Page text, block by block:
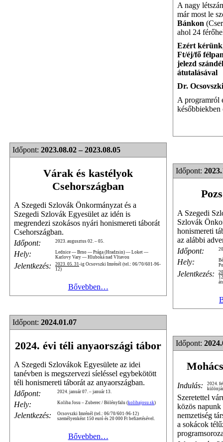
A nagy
már most le
Bánkon
ahol 24
Ezért
Ft/éj/fő
jelezd
átutalásával
Dr.
A programról
későbbiekben
Időpont: 2023.08.02 – 2023.08.05
Várak és kastélyok
Csehországban
A Szegedi Szlovák Önkormányzat és a
Szegedi Szlovák Egyesület az idén is
megrendezi szokásos nyári honismereti táborát
Csehországban.
Időpont:
2023. augusztus 02. – 05.
Hely:
Lednice — Brno — Prága (Hradzsin) — Loket —
Karlovy Vary — Hluboká nad Vltavou
Jelentkezés: 2023. 05. 31-ig Ocsovszki Imrénél (tel.: 06/70/601-96-
12)
Bővebben…
Időpont:
A Szegedi
Szlovák
honismereti
az alábbi
Időpont:
Hely:
Jelentkezés:
Időpont: 2024.01.07
2024. évi téli anyaországi tábor
A Szegedi Szlovákok Egyesülete az idei
tanévben is megszervezi síeléssel egybekötött
téli honismereti táborát az anyaországban.
Időpont:
2024. január 07. – január 13.
Hely: Koliba Josu – Zuberec / Bölényfalu (kolibajosu.sk)
Jelentkezés:
Ocsovszki Imrénél (tel.: 06/70/601-96-12)
személyenként 150 euró és 20 000 Ft befizetésével.
Bővebben…
Időpont:
Indulás:
2024.
Szeretettel
közös napunk
nemzetiség
a sokácok